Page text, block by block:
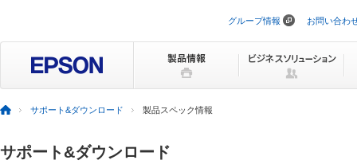
ビ
ョ
グループ情報 お問い合わ
サポート&ダウンロード 製品スペック情報
サポート&ダウンロード